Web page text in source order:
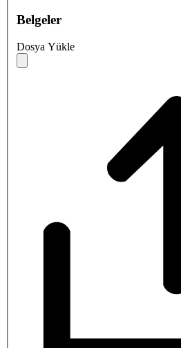
Belgeler
Dosya Yükle